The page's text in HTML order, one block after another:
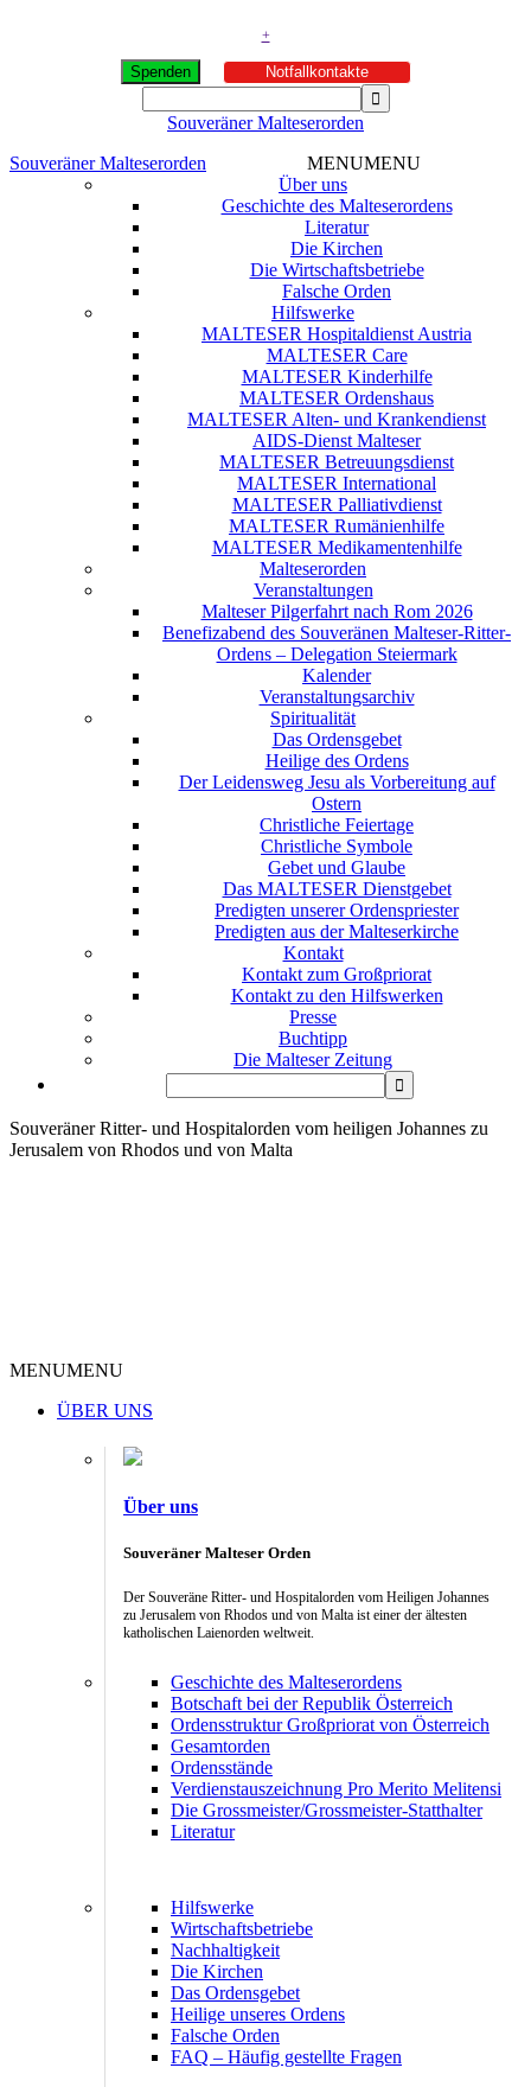
+
Spenden Notfallkontakte
Souveräner Malteserorden
Souveräner Malteserorden
MENUMENU
Über uns
Geschichte des Malteserordens
Literatur
Die Kirchen
Die Wirtschaftsbetriebe
Falsche Orden
Hilfswerke
MALTESER Hospitaldienst Austria
MALTESER Care
MALTESER Kinderhilfe
MALTESER Ordenshaus
MALTESER Alten- und Krankendienst
AIDS-Dienst Malteser
MALTESER Betreuungsdienst
MALTESER International
MALTESER Palliativdienst
MALTESER Rumänienhilfe
MALTESER Medikamentenhilfe
Malteserorden
Veranstaltungen
Malteser Pilgerfahrt nach Rom 2026
Benefizabend des Souveränen Malteser-Ritter-
Ordens – Delegation Steiermark
Kalender
Veranstaltungsarchiv
Spiritualität
Das Ordensgebet
Heilige des Ordens
Der Leidensweg Jesu als Vorbereitung auf
Ostern
Christliche Feiertage
Christliche Symbole
Gebet und Glaube
Das MALTESER Dienstgebet
Predigten unserer Ordenspriester
Predigten aus der Malteserkirche
Kontakt
Kontakt zum Großpriorat
Kontakt zu den Hilfswerken
Presse
Buchtipp
Die Malteser Zeitung
Souveräner Ritter- und Hospitalorden vom heiligen Johannes zu
Jerusalem von Rhodos und von Malta
MENUMENU
ÜBER UNS
Über uns
Souveräner Malteser Orden
Der Souveräne Ritter- und Hospitalorden vom Heiligen Johannes
zu Jerusalem von Rhodos und von Malta ist einer der ältesten
katholischen Laienorden weltweit.
Geschichte des Malteserordens
Botschaft bei der Republik Österreich
Ordensstruktur Großpriorat von Österreich
Gesamtorden
Ordensstände
Verdienstauszeichnung Pro Merito Melitensi
Die Grossmeister/Grossmeister-Statthalter
Literatur
Hilfswerke
Wirtschaftsbetriebe
Nachhaltigkeit
Die Kirchen
Das Ordensgebet
Heilige unseres Ordens
Falsche Orden
FAQ – Häufig gestellte Fragen